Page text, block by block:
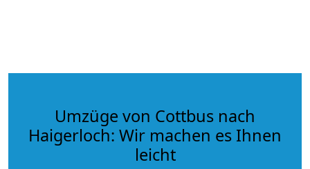
Umzüge von Cottbus nach
Haigerloch: Wir machen es Ihnen
leicht